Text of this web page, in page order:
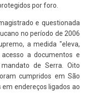
por foro.
e questionada
no período de 2006
a medida "eleva,
a documentos e
de Serra. Oito
cumpridos em São
em endereços ligados ao